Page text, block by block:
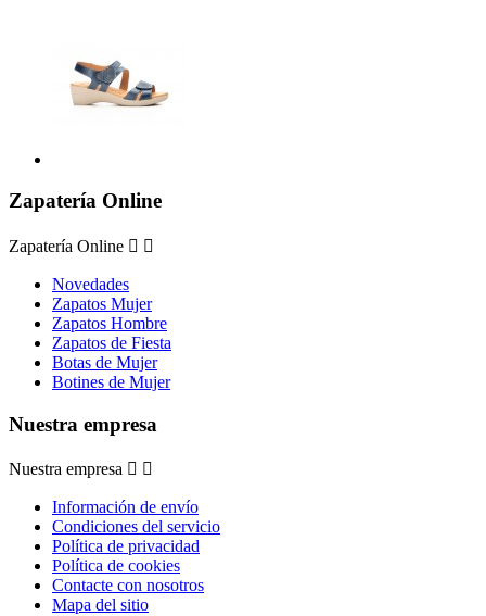
Zapatería Online
Zapatería Online  
Novedades
Zapatos Mujer
Zapatos Hombre
Zapatos de Fiesta
Botas de Mujer
Botines de Mujer
Nuestra empresa
Nuestra empresa  
Información de envío
Condiciones del servicio
Política de privacidad
Política de cookies
Contacte con nosotros
Mapa del sitio